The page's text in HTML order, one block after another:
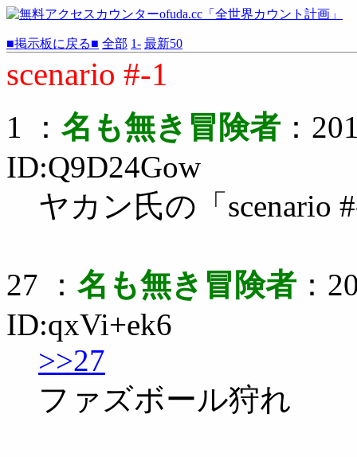
■掲示板に戻る■ 全部 1- 最新50
scenario #-1
1 ： 名も無き冒険者 ：
ID:Q9D24Gow
ヤカン氏の「scenario
27 ： 名も無き冒険者 ：
ID:qxVi+ek6
>>27
ファズボール狩れ